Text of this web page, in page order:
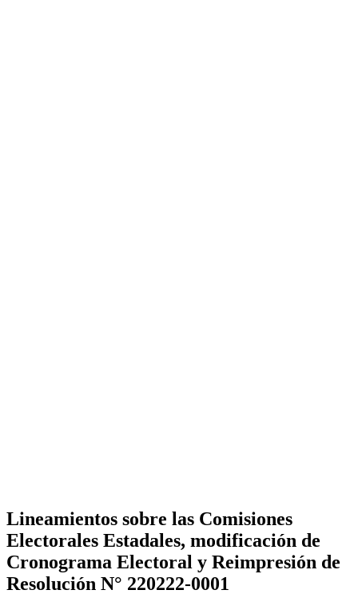
Lineamientos sobre las Comisiones
Electorales Estadales, modificación de
Cronograma Electoral y Reimpresión de
Resolución N° 220222-0001